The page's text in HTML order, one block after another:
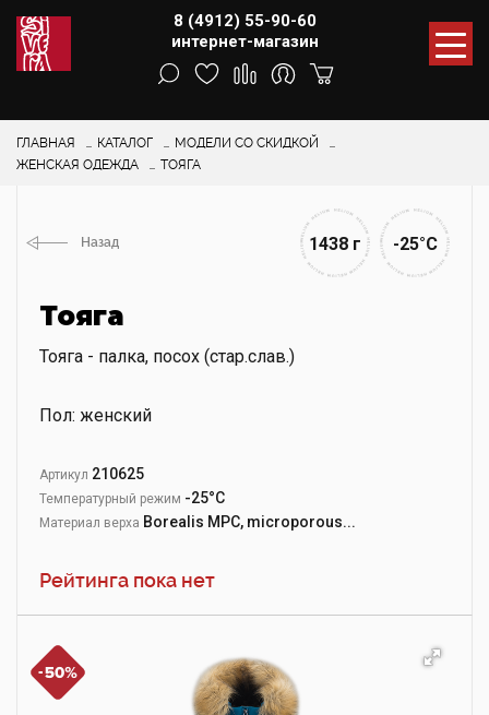
8 (4912) 55-90-60
интернет-магазин
ГЛАВНАЯ КАТАЛОГ
МОДЕЛИ СО СКИДКОЙ
ЖЕНСКАЯ ОДЕЖДА
ТОЯГА
Назад 1438 г -25°С
Тояга
Тояга - палка, посох (стар.слав.)
Пол: женский
Артикул 210625
Температурный режим -25°С
Материал верха Borealis MPC, microporous...
Рейтинга пока нет